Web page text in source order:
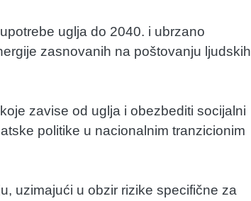
uglja do 2040. i ubrzano
zasnovanih na poštovanju ljudskih
zavise od uglja i obezbediti socijalni
politike u nacionalnim tranzicionim
uzimajući u obzir rizike specifične za